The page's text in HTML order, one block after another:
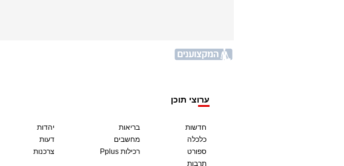
ערוצי תוכן
חדשות
כלכלה
ספורט
תרבות
בריאות
מחשבים
Pplus רכילות
יהדות
דעות
צרכנות